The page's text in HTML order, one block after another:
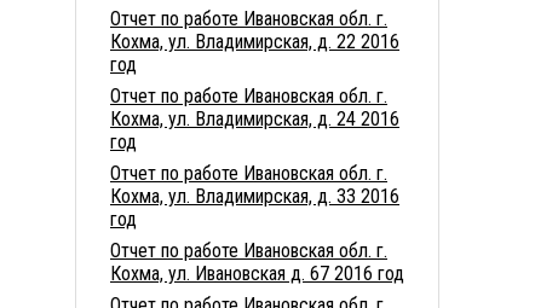
Отчет по работе Ивановская обл. г.
Кохма, ул. Владимирская, д. 22 2016
год
Отчет по работе Ивановская обл. г.
Кохма, ул. Владимирская, д. 24 2016
год
Отчет по работе Ивановская обл. г.
Кохма, ул. Владимирская, д. 33 2016
год
Отчет по работе Ивановская обл. г.
Кохма, ул. Ивановская д. 67 2016 год